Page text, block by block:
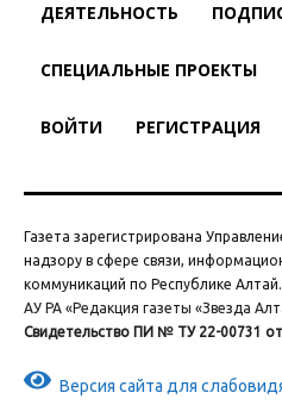
ДЕЯТЕЛЬНОСТЬ
СПЕЦИАЛЬНЫЕ ПРОЕКТЫ
ВОЙТИ РЕГИСТРАЦИЯ
Газета зарегистрирована
надзору в сфере связи,
коммуникаций по Республике Алтай.
АУ РА «Редакция газеты «Звезда
Свидетельство ПИ № ТУ 22-00731 от
Версия сайта для